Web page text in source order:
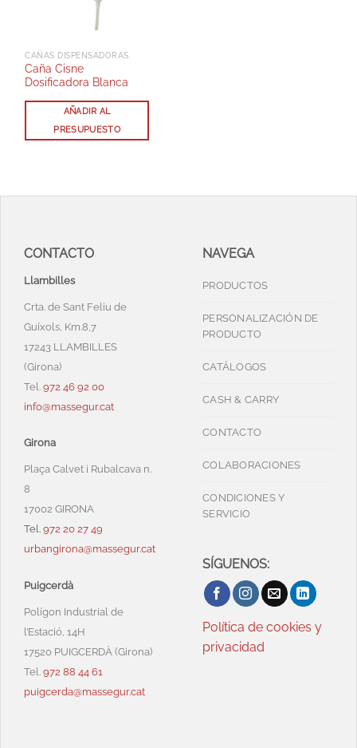
CAÑAS DISPENSADORAS
Caña Cisne
Dosificadora Blanca
AÑADIR AL
PRESUPUESTO
CONTACTO
Llambilles
Crta. de Sant Feliu de
Guíxols, Km.8,7
17243 LLAMBILLES
(Girona)
Tel. 972 46 92 00
info@massegur.cat
Girona
Plaça Calvet i Rubalcava n.
8
17002 GIRONA
Tel. 972 20 27 49
urbangirona@massegur.cat
Puigcerdà
Polígon Industrial de
l’Estació, 14H
17520 PUIGCERDÀ (Girona)
Tel. 972 88 44 61
puigcerda@massegur.cat
NAVEGA
PRODUCTOS
PERSONALIZACIÓN DE
PRODUCTO
CATÁLOGOS
CASH & CARRY
CONTACTO
COLABORACIONES
CONDICIONES Y
SERVICIO
SÍGUENOS:
Política de cookies y
privacidad